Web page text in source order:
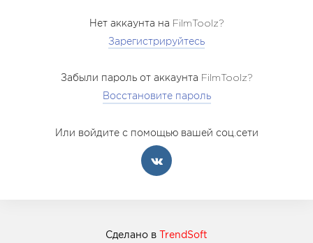
Нет аккаунта на FilmToolz?
Зарегистрируйтесь
Забыли пароль от аккаунта FilmToolz?
Восстановите пароль
Или войдите с помощью вашей соц.сети
Сделано в TrendSoft